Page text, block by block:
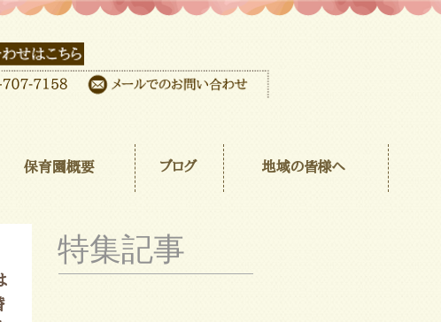
保育園概要 ブログ 地域の皆様へ
特集記事